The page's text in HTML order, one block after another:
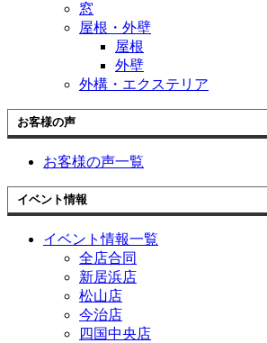
窓
屋根・外壁
屋根
外壁
外構・エクステリア
お客様の声
お客様の声一覧
イベント情報
イベント情報一覧
全店合同
新居浜店
松山店
今治店
四国中央店